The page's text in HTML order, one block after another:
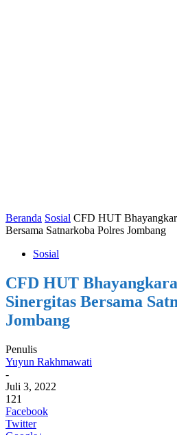
Beranda Sosial CFD HUT
Bersama Satnarkoba Polres Jombang
Sosial
CFD HUT
Sinergitas Bersama
Jombang
Penulis
Yuyun Rakhmawati
-
Juli 3, 2022
121
Facebook
Twitter